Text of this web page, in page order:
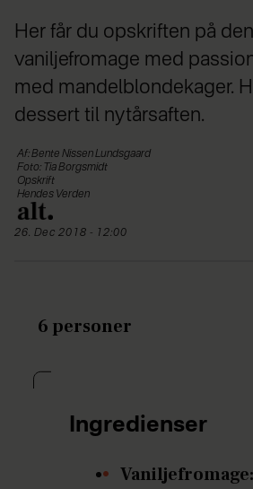
Her får du opskriften på
vaniljefromage med
med mandelblondekager.
dessert til nytårsaften.
Af: Bente Nissen Lundsgaard
Foto: Tia Borgsmidt
Opskrift
Hendes Verden
26. Dec 2018 - 12:00
6 personer
Ingredienser
Vaniljefromage: